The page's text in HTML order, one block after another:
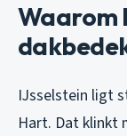
Waarom
IJsselstein ligt
Hart. Dat klinkt